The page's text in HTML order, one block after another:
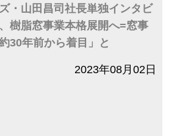
・山田昌司社長単独インタビ
樹脂窓事業本格展開へ=窓事
30年前から着目」と
2023年08月02日